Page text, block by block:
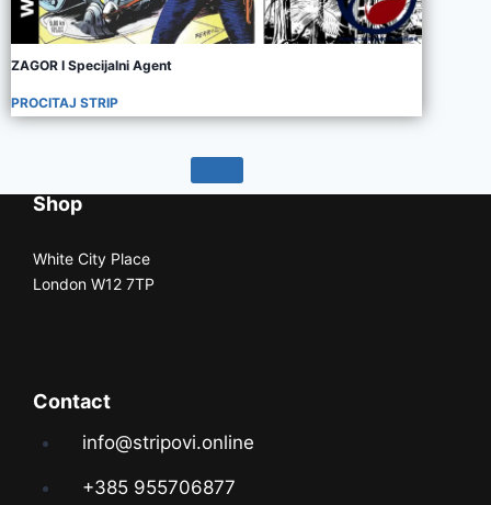
ZAGOR I Specijalni Agent
PROCITAJ STRIP
Shop
White City Place
London W12 7TP
Contact
info@stripovi.online
+385 955706877